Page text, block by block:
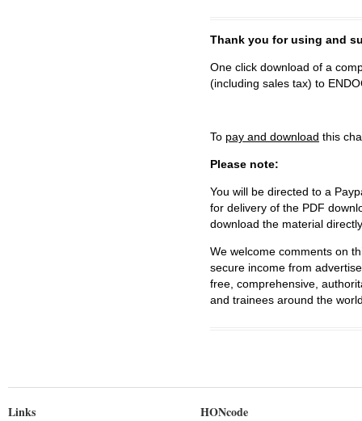
Thank you for using and
One click download of a
(including sales tax) to
To pay and download this
Please note:
You will be directed to a
for delivery of the PDF
download the material
We welcome comments on
secure income from
free, comprehensive,
and trainees around the
Links HONcode